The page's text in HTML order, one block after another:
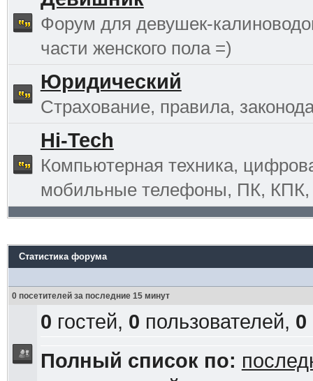
Форум для девушек-
части женского пола =)
Юридический
Страхование, правила,
Hi-Tech
Компьютерная техника,
мобильные телефоны, ПК, КПК,
Статистика форума
0 посетителей за последние 15 минут
0 гостей, 0 пользователей, 0
Полный список по: